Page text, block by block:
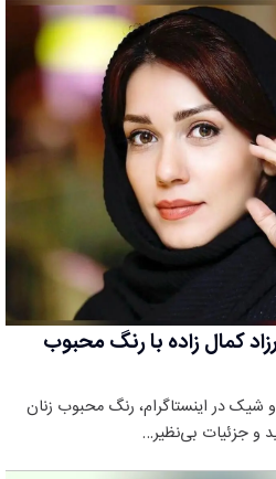
کمال زاده با رنگ محبوب
و شیک در اینستاگرام، رنگ محبوب زنان
و جزئیات بی‌نظیر…